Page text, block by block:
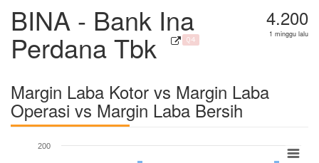
BINA - Bank Ina
Perdana Tbk Q4
4.200
1 minggu lalu
Margin Laba Kotor vs Margin Laba
Operasi vs Margin Laba Bersih
200